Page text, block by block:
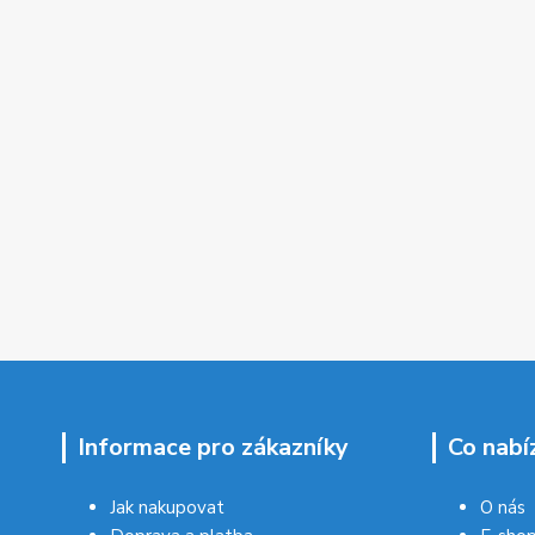
Informace pro zákazníky
Jak nakupovat
Co
O nás